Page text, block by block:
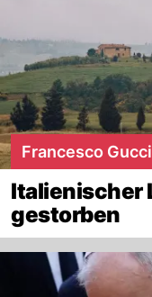
Francesco
Italienischer
gestorben